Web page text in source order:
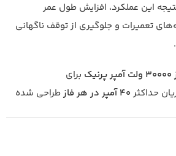
این عملکرد، افزایش طول عمر
تعمیرات و جلوگیری از توقف ناگهانی
برای
حداکثر 40 آمپر در هر فاز
طراحی شده
آسانسورها، سیستم‌های تهویه مطبوع